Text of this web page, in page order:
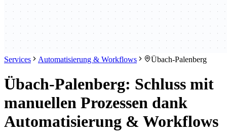
Services Automatisierung & Workflows Übach-Palenberg
Übach-Palenberg: Schluss mit
manuellen Prozessen dank
Automatisierung & Workflows